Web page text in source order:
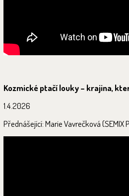
Kozmické ptačí louky – krajina,
1.4.2026
Přednášející: Marie Vavrečková (SEMIX